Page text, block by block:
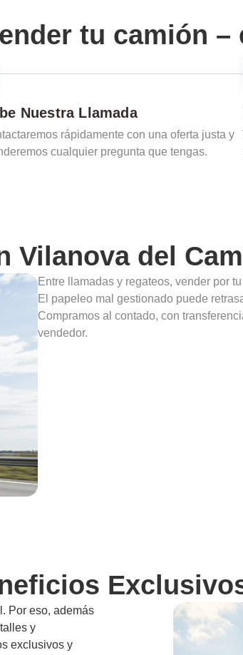
tu camión –
Nuestra Llamada
rápidamente con una oferta justa y
cualquier pregunta que tengas.
Vilanova del
Entre llamadas y regateos, vender por
El papeleo mal gestionado puede
Compramos al contado, con
vendedor.
Por eso, además
y
exclusivos y